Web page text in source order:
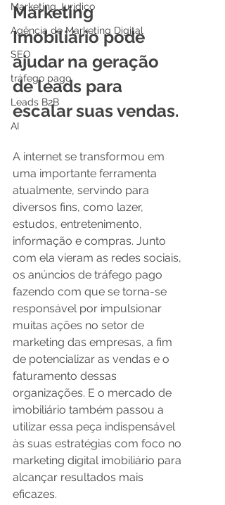
Marketing Jurídico
Agência de Marketing Digital
SEO
tráfego pago
Leads B2B
AI
Marketing
Imobiliário pode
ajudar na geração
de leads para
escalar suas vendas.
A internet se transformou em
uma importante ferramenta
atualmente, servindo para
diversos fins, como lazer,
estudos, entretenimento,
informação e compras. Junto
com ela vieram as redes sociais,
os anúncios de tráfego pago
fazendo com que se torna-se
responsável por impulsionar
muitas ações no setor de
marketing das empresas, a fim
de potencializar as vendas e o
faturamento dessas
organizações. E o mercado de
imobiliário também passou a
utilizar essa peça indispensável
às suas estratégias com foco no
marketing digital imobiliário para
alcançar resultados mais
eficazes.